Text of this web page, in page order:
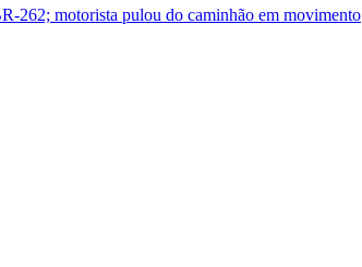
262; motorista pulou do caminhão em movimento